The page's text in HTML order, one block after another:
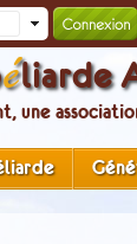
éliarde
une